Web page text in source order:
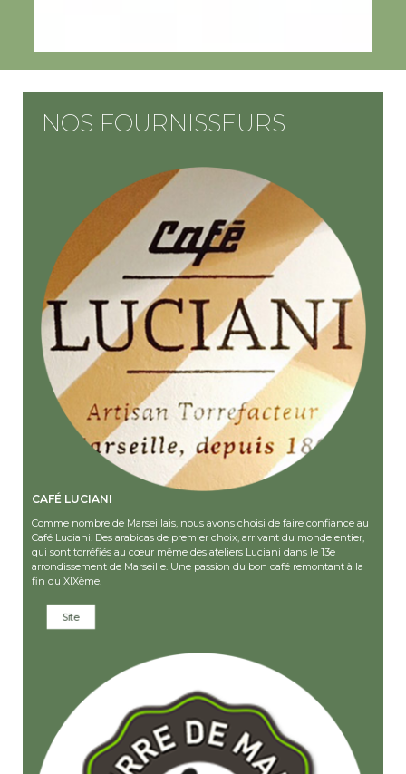
NOS FOURNISSEURS
CAFÉ LUCIANI
Comme nombre de Marseillais, nous avons choisi de faire confiance au
Café Luciani. Des arabicas de premier choix, arrivant du monde entier,
qui sont torréfiés au cœur même des ateliers Luciani dans le 13e
arrondissement de Marseille. Une passion du bon café remontant à la
fin du XIXème.
Site